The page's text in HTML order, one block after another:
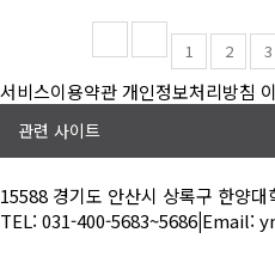
1 2 3
서비스이용약관개인정보처리방침
관련 사이트
15588 경기도 안산시 상록구 한양
TEL: 031-400-5683~5686 Email: